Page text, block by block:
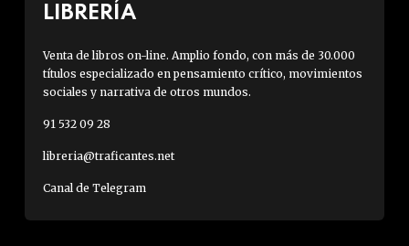
LIBRERÍA
Venta de libros on-line. Amplio fondo, con más de 30.000
títulos especializado en pensamiento crítico, movimientos
sociales y narrativa de otros mundos.
91 532 09 28
libreria@traficantes.net
Canal de Telegram